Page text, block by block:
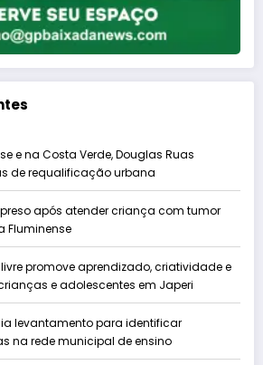
e na Costa Verde, Douglas Ruas
de requalificação urbana
após atender criança com tumor
Fluminense
promove aprendizado, criatividade e
e adolescentes em Japeri
levantamento para identificar
na rede municipal de ensino